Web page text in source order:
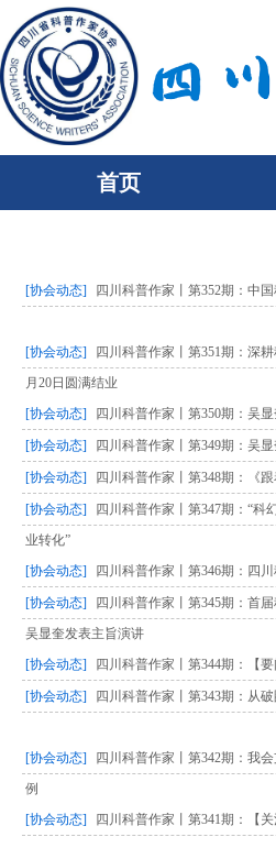
首页
[协会动态] 四川科普作家丨第352期：中
[协会动态]
四川科普作家丨第351期：深
月20日圆满结业
[协会动态]
四川科普作家丨第350期：吴
[协会动态] 四川科普作家丨第349期：吴
[协会动态] 四川科普作家丨第348期：《
[协会动态]
四川科普作家丨第347期：“
业转化”
[协会动态]
四川科普作家丨第346期：四
[协会动态]
四川科普作家丨第345期：首
吴显奎发表主旨演讲
[协会动态]
四川科普作家丨第344期：【
[协会动态] 四川科普作家丨第343期：从
[协会动态]
四川科普作家丨第342期：我
例
[协会动态]
四川科普作家丨第341期：【